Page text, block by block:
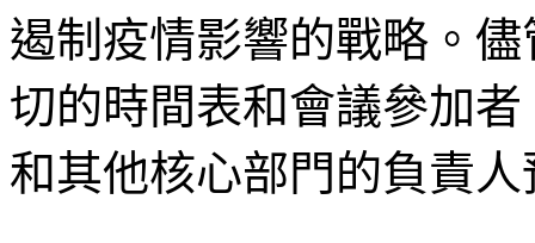
遏制疫情影響的戰略。
切的時間表和會議參加
和其他核心部門的負責